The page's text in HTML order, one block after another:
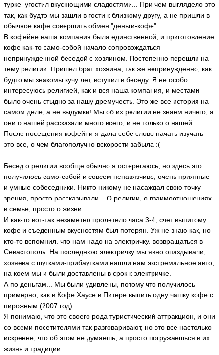
турке, угостил вкуснющими сладостями... При чем выглядело это
так, как будто мы зашли в гости к близкому другу, а не пришли в
обычное кафе совершить обмен "деньги-кофе".
В кофейне наша компания была единственной, и приготовление
кофе как-то само-собой начало сопровождаться
непринужденной беседой с хозяином. Постепенно перешли на
тему религии. Пришел брат хозяина, так же непринужденно, как
будто мы знакомы кучу лет, вступил в беседу. Я не особо
интересуюсь религией, как и вся наша компания, и местами
было очень стыдно за нашу дремучесть. Это же все история на
самом деле, а не выдумки! Мы об их религии не знаем ничего, а
они о нашей рассказали много всего, и не только о нашей...
После посещения кофейни я дала себе слово начать изучать
это все, о чем благополучно вскорости забыла :(
Бесед о религии вообще обычно я остерегаюсь, но здесь это
получилось само-собой и совсем ненавязчиво, очень приятные
и умные собеседники. Никто никому не насаждал свою точку
зрения, просто рассказывали... О религии, о взаимоотношениях
в семье, просто о жизни...
И как-то вот-так незаметно пролетело часа 3-4, счет выпитому
кофе и съеденным вкусностям был потерян. Уж не знаю как, но
кто-то вспомнил, что нам надо на электричку, возвращаться в
Севастополь. На последнюю электричку мы явно опаздывали,
хозяева с шутками-прибаутками нашли нам экстремальное авто,
на коем мы и были доставлены в срок к электричке.
А по деньгам... Мы были удивлены, потому что получилось
примерно, как в Кофе Хаусе в Питере выпить одну чашку кофе с
пирожным (2007 год).
Я понимаю, что это своего рода туристический аттракцион, и они
со всеми посетителями так разговаривают, но это все настолько
искренне, что об этом не думаешь, а просто погружаешься в их
жизнь и традиции.